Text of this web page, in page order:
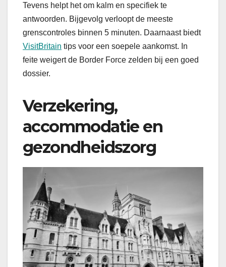
Tevens helpt het om kalm en specifiek te
antwoorden. Bijgevolg verloopt de meeste
grenscontroles binnen 5 minuten. Daarnaast biedt
VisitBritain tips voor een soepele aankomst. In
feite weigert de Border Force zelden bij een goed
dossier.
Verzekering,
accommodatie en
gezondheidszorg